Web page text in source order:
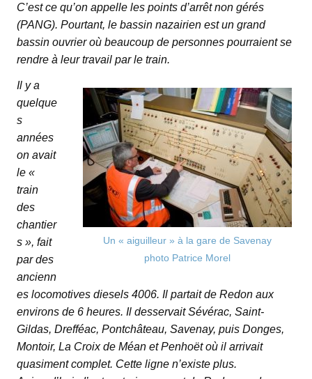
C’est ce qu’on appelle les points d’arrêt non gérés
(PANG). Pourtant, le bassin nazairien est un grand
bassin ouvrier où beaucoup de personnes pourraient se
rendre à leur travail par le train.
Un « aiguilleur » à la gare de Savenay
photo Patrice Morel
Il y a
quelque
s
années
on avait
le «
train
des
chantier
s », fait
par des
ancienn
es locomotives diesels 4006. Il partait de Redon aux
environs de 6 heures. Il desservait Sévérac, Saint-
Gildas, Drefféac, Pontchâteau, Savenay, puis Donges,
Montoir, La Croix de Méan et Penhoët où il arrivait
quasiment complet. Cette ligne n’existe plus.